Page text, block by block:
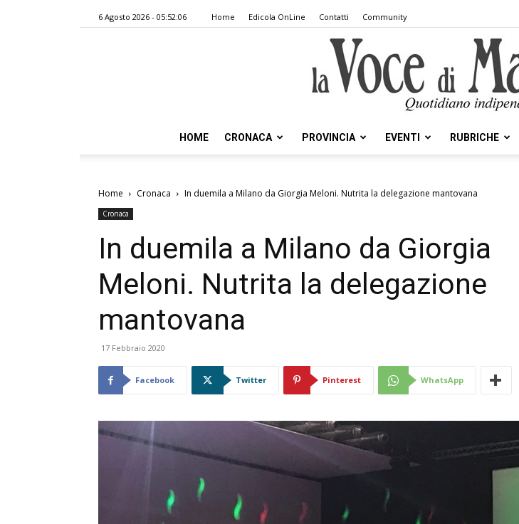
6 Agosto 2026 - 05:52:06 Home Edicola OnLine Contatti Community
Voce
Mantova
HOME CRONACA PROVINCIA EVENTI RUBRICHE
Home Cronaca In duemila a Milano da Giorgia Meloni. Nutrita la delegazione mantovana
Cronaca
In duemila a Milano da Giorgia
Meloni. Nutrita la delegazione
mantovana
17 Febbraio 2020
Facebook Twitter Pinterest WhatsApp